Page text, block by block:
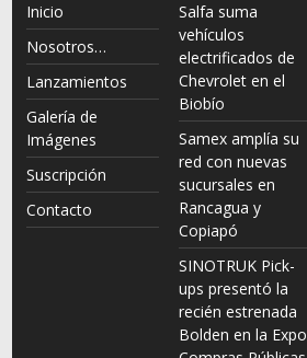
Inicio
Nosotros…
Lanzamientos
Galería de
Imágenes
Suscripción
Contacto
Salfa suma
vehículos
electrificados de
Chevrolet en el
Biobío
Samex amplía su
red con nuevas
sucursales en
Rancagua y
Copiapó
SINOTRUK Pick-
ups presentó la
recién estrenada
Bolden en la Expo